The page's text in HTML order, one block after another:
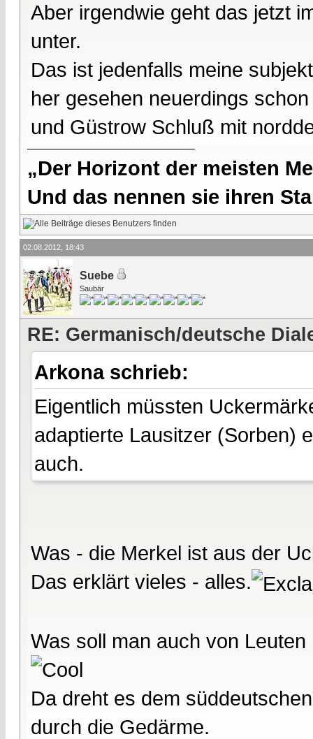
Aber irgendwie geht das jetzt
unter.
Das ist jedenfalls meine
her gesehen neuerdings
und Güstrow Schluß mit
„Der Horizont der meisten
Und das nennen sie ihren
02.08.2012, 18:43
Suebe
Saubär
RE: Germanisch/deutsche
Arkona schrieb:
Eigentlich müssten
adaptierte Lausitzer (Sorben)
auch.
Was - die Merkel ist aus der
Das erklärt vieles - alles.
Was soll man auch von
Da dreht es dem
durch die Gedärme.